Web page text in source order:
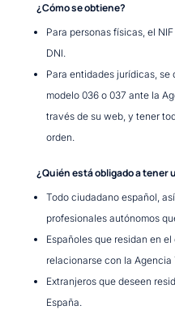
¿Cómo se obtiene?
Para personas físicas, el
DNI.
Para entidades jurídicas,
modelo 036 o 037 ante la
través de su web, y tener
orden.
¿Quién está obligado a tener
Todo ciudadano español,
profesionales autónomos
Españoles que residan en
relacionarse con la Agencia
Extranjeros que deseen
España.